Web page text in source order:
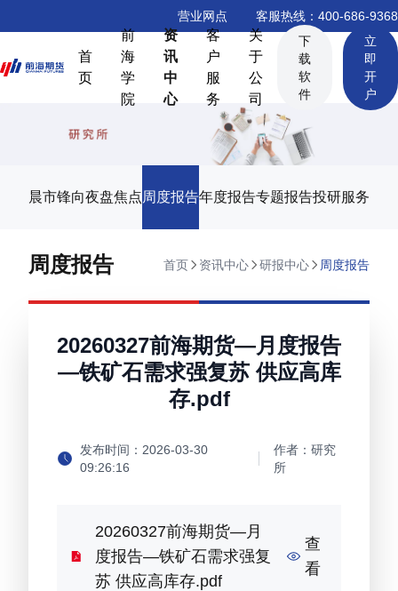
营业网点 客服热线：400-686-9368
首
页
前
海
学
院
资
讯
中
心
客
户
服
务
关
于
公
司
下
载
软
件
立
即
开
户
晨市锋向夜盘焦点周度报告年度报告专题报告投研服务
周度报告 首页 资讯中心 研报中心 周度报告
20260327前海期货—月度报告
—铁矿石需求强复苏 供应高库
存.pdf
发布时间： 2026-03-30
09:26:16
作者： 研究
所
20260327前海期货—月
度报告—铁矿石需求强复
苏 供应高库存.pdf
查
看